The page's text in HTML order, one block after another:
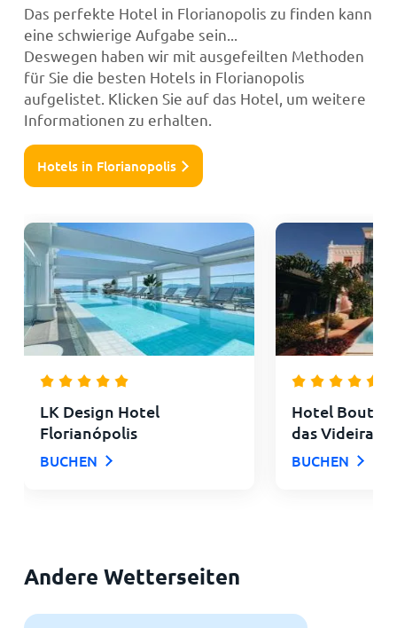
Das perfekte Hotel in Florianopolis zu finden kann
eine schwierige Aufgabe sein...
Deswegen haben wir mit ausgefeilten Methoden
für Sie die besten Hotels in Florianopolis
aufgelistet. Klicken Sie auf das Hotel, um weitere
Informationen zu erhalten.
Hotels in Florianopolis
LK Design Hotel
Florianópolis
BUCHEN
Hotel
das Videiras
BUCHEN
Andere Wetterseiten